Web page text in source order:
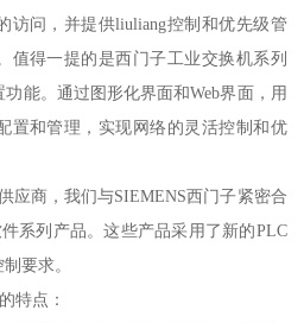
访问，并提供liuliang控制和优先级管
值得一提的是西门子工业交换机系列
能。通过图形化界面和Web界面，用
置和管理，实现网络的灵活控制和优
，我们与SIEMENS西门子紧密合
系列产品。这些产品采用了新的PLC
要求。
特点：